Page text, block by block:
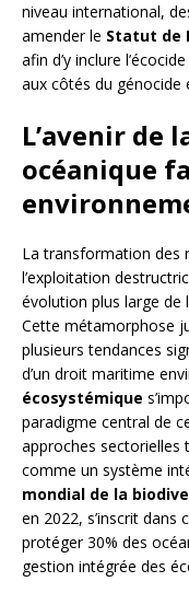
niveau international,
amender le Statut de
afin d’y inclure
aux côtés du génocide
L’avenir de
océanique
La transformation des
l’exploitation
évolution plus large de
Cette métamorphose
plusieurs tendances
d’un droit maritime
écosystémique
paradigme central de
approches sectorielles
comme un système
mondial de la
en 2022, s’inscrit dans
protéger 30% des
gestion intégrée des